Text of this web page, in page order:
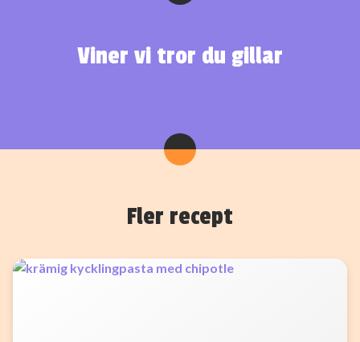
Viner vi tror du gillar
Fler recept